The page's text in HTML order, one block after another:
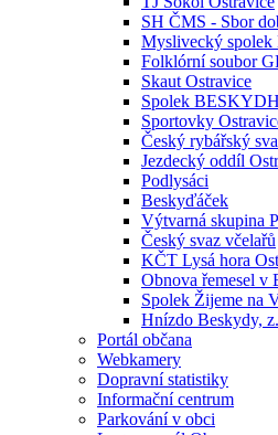
SH ČMS - Sbor
Myslivecký spolek
Folklórní soubor
Skaut Ostravice
Spolek
Sportovky
Český rybářský
Jezdecký oddíl
Podlysáci
Beskyďáček
Výtvarná skupina
Český svaz včelařů
KČT Lysá hora
Obnova řemesel v
Spolek Žijeme na
Hnízdo Beskydy,
Portál občana
Webkamery
Dopravní statistiky
Informační centrum
Parkování v obci